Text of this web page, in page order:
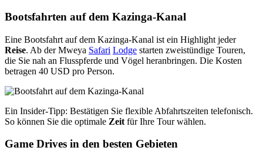
Bootsfahrten auf dem Kazinga-Kanal
Eine Bootsfahrt auf dem Kazinga-Kanal ist ein Highlight jeder
Reise. Ab der Mweya Safari Lodge starten zweistündige Touren,
die Sie nah an Flusspferde und Vögel heranbringen. Die Kosten
betragen 40 USD pro Person.
Ein Insider-Tipp: Bestätigen Sie flexible Abfahrtszeiten telefonisch.
So können Sie die optimale Zeit für Ihre Tour wählen.
Game Drives in den besten Gebieten